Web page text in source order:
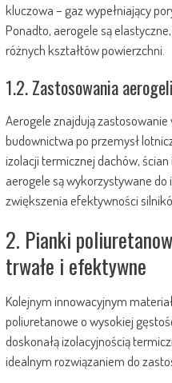
kluczowa – gaz wypełniający
Ponadto, aerogele są
różnych kształtów powierzchni.
1.2. Zastosowania
Aerogele znajdują
budownictwa po przemysł
izolacji termicznej dachów,
aerogele są wykorzystywane do
zwiększenia efektywności
2. Pianki
trwałe i efektywne
Kolejnym innowacyjnym
poliuretanowe o wysokiej
doskonałą izolacyjnością
idealnym rozwiązaniem do